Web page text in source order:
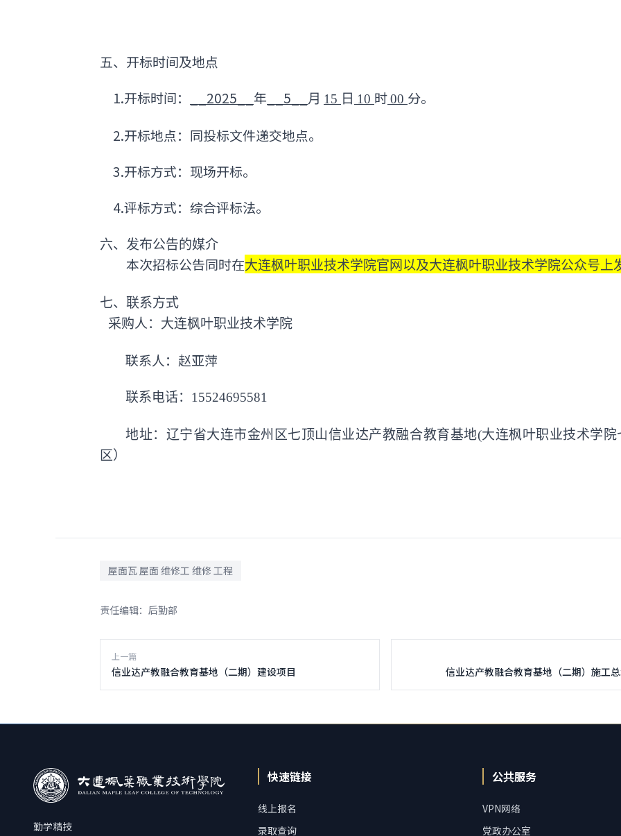
五、开标时间及地点
1.开标时间：
__2025__ 年 __5__ 月 15 日 10 时00 分。
2.开标地点：同投标文件递交地点。
3.开标方式：现场开标。
4.评标方式：综合评标法。
六、发布公告的媒介
本次招标公告同时在大连枫叶职业技术学院官网以及大连枫叶职业技术学院公众号上
七、联系方式
采购人：大连枫叶职业技术学院
联系人：赵亚萍
联系电话： 15524695581
地址：辽宁省大连市金州区七顶山信业达产教融合教育基地(大连枫叶职业技术学院
区）
屋面瓦 屋面 维修工 维修 工程
责任编辑：后勤部
上一篇
信业达产教融合教育基地（二期）建设项目 信业达产教融合教育基地（二期）施工
勤学精技
快速链接
线上报名
录取查询
公共服务
VPN网络
党政办公室